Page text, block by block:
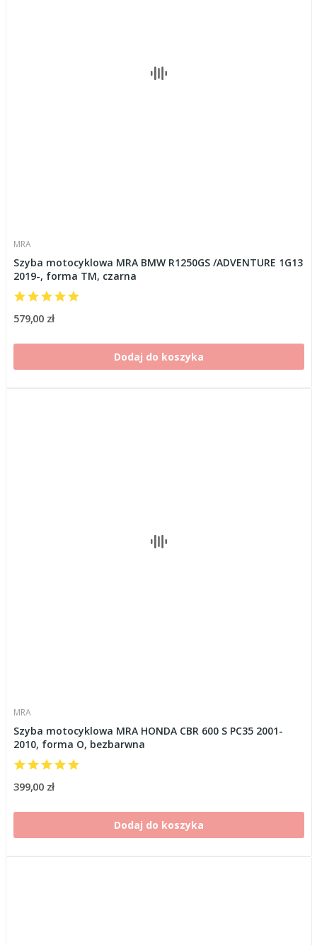
MRA
Szyba motocyklowa MRA BMW R1250GS /ADVENTURE 1G13
2019-, forma TM, czarna
579,00 zł
Dodaj do koszyka
MRA
Szyba motocyklowa MRA HONDA CBR 600 S PC35 2001-
2010, forma O, bezbarwna
399,00 zł
Dodaj do koszyka